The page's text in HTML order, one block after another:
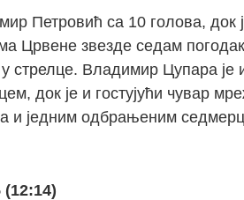
Петровић са 10 голова, док
Црвене звезде седам
стрелце. Владимир Цупара је
док је и гостујући чувар
и једним одбрањеним